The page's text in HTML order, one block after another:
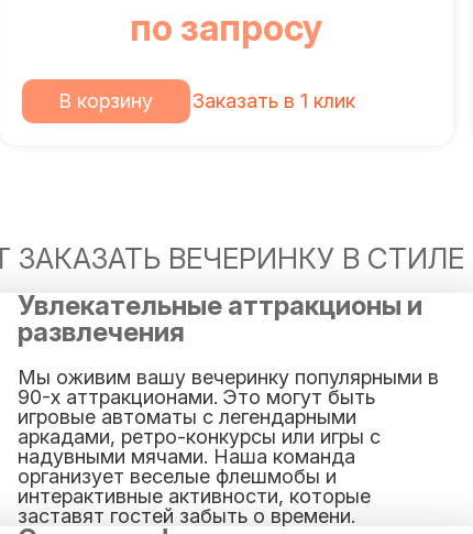
по запросу
В корзину Заказать в 1 клик
ВЕЧЕРИНКУ В СТИЛЕ
Увлекательные аттракционы и
развлечения
Мы оживим вашу вечеринку популярными в
90-х аттракционами. Это могут быть
игровые автоматы с легендарными
аркадами, ретро-конкурсы или игры с
надувными мячами. Наша команда
организует веселые флешмобы и
интерактивные активности, которые
заставят гостей забыть о времени.